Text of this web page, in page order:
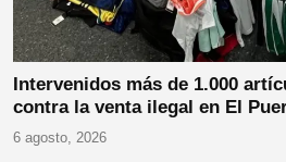
Intervenidos más de 1.000
contra la venta ilegal en El
6 agosto, 2026